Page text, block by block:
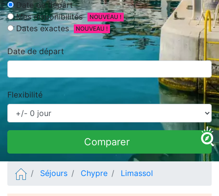
Date de départ
Mes disponibilités
NOUVEAU !
Dates exactes NOUVEAU !
Date de départ
Flexibilité
Comparer
Séjours Chypre Limassol